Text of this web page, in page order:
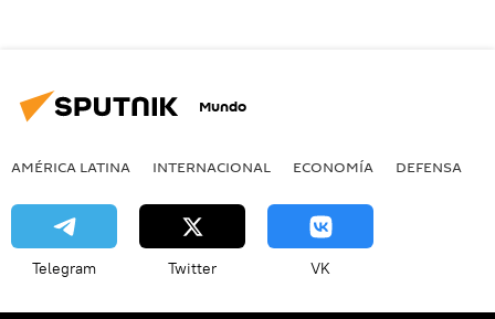
Mundo
AMÉRICA LATINA INTERNACIONAL ECONOMÍA DEFENSA
Telegram Twitter VK